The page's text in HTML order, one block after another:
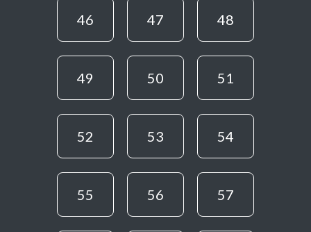
46 47 48
49 50 51
52 53 54
55 56 57